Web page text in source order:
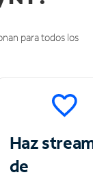
para todos los
Haz
de